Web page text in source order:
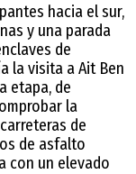
hacia el sur,
y una parada
de
la visita a Ait Ben
etapa, de
la
de
de asfalto
con un elevado